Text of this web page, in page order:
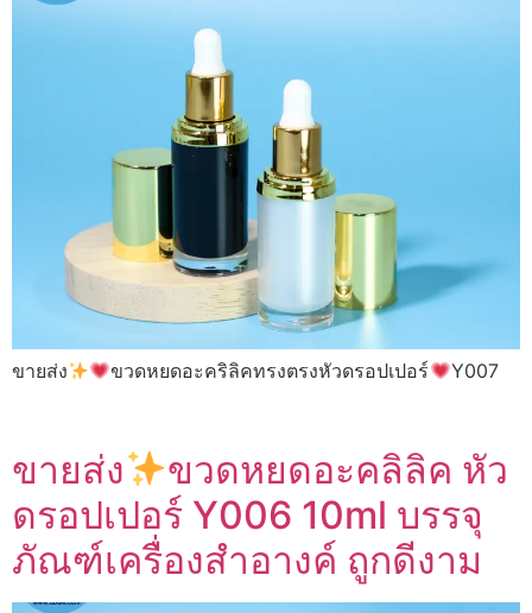
ขายส่ง ขวดหยดอะคริลิคทรงตรงหัวดรอปเปอร์ Y007
ขายส่ง
ขวดหยดอะคลิลิค หัว
ดรอปเปอร์ Y006 10ml บรรจุ
ภัณฑ์เครื่องสำอางค์ ถูกดีงาม